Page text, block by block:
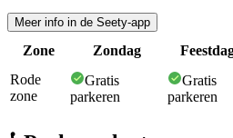
Meer info in de Seety-app
Zone Zondag
Rode
zone
Gratis
parkeren
Gratis
parkeren